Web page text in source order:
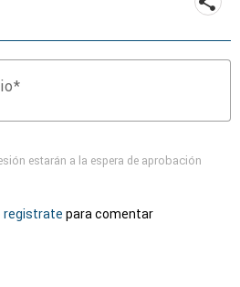
estarán a la espera de aprobación
registrate para comentar